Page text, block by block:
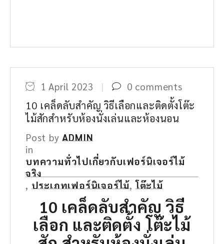
1 April 2023 0 comments
10 เคล็ดลับสำคัญ วิธีเลือกและติดตั้งโต๊ะ
ไม้สักสำหรับห้องนั่งเล่นและห้องนอน
Post byADMIN
in
บทความทั่วไปเกี่ยวกับเฟอร์นิเจอร์ไม้
จริง
, ประเภทเฟอร์นิเจอร์ไม้,โต๊ะไม้
10 เคล็ดลับสำคัญ วิธี
เลือก และติดตั้ง โต๊ะไม้